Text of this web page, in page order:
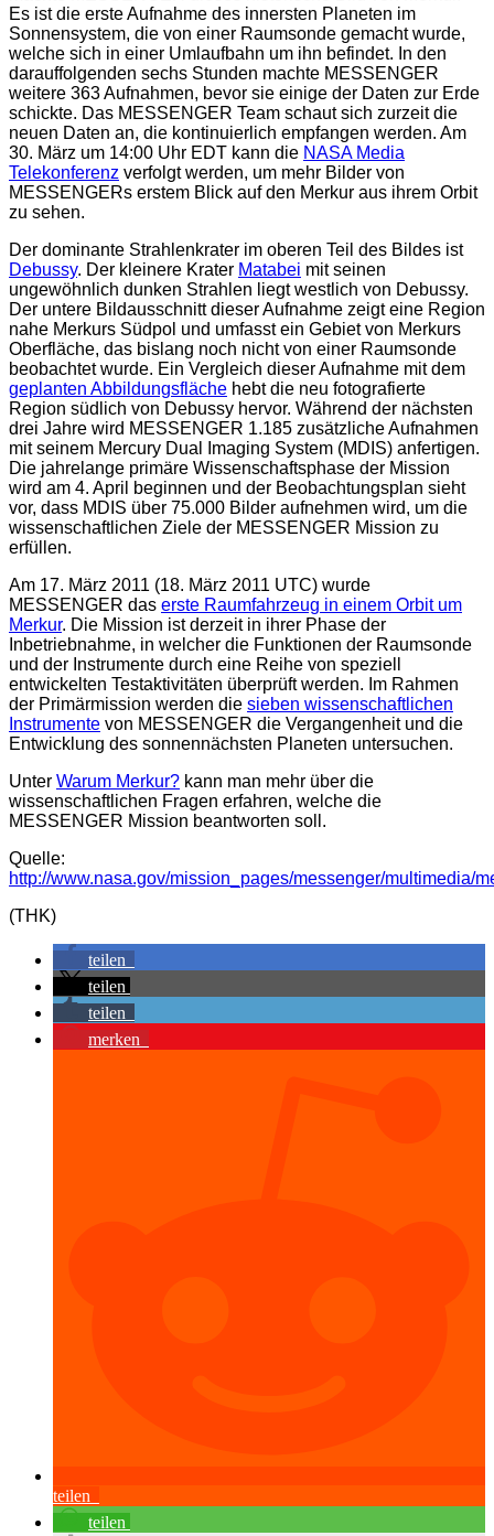
Es ist die erste Aufnahme des innersten Planeten im
Sonnensystem, die von einer Raumsonde gemacht wurde,
welche sich in einer Umlaufbahn um ihn befindet. In den
darauffolgenden sechs Stunden machte MESSENGER
weitere 363 Aufnahmen, bevor sie einige der Daten zur Erde
schickte. Das MESSENGER Team schaut sich zurzeit die
neuen Daten an, die kontinuierlich empfangen werden. Am
30. März um 14:00 Uhr EDT kann die NASA Media
Telekonferenz verfolgt werden, um mehr Bilder von
MESSENGERs erstem Blick auf den Merkur aus ihrem Orbit
zu sehen.
Der dominante Strahlenkrater im oberen Teil des Bildes ist
Debussy. Der kleinere Krater Matabei mit seinen
ungewöhnlich dunken Strahlen liegt westlich von Debussy.
Der untere Bildausschnitt dieser Aufnahme zeigt eine Region
nahe Merkurs Südpol und umfasst ein Gebiet von Merkurs
Oberfläche, das bislang noch nicht von einer Raumsonde
beobachtet wurde. Ein Vergleich dieser Aufnahme mit dem
geplanten Abbildungsfläche hebt die neu fotografierte
Region südlich von Debussy hervor. Während der nächsten
drei Jahre wird MESSENGER 1.185 zusätzliche Aufnahmen
mit seinem Mercury Dual Imaging System (MDIS) anfertigen.
Die jahrelange primäre Wissenschaftsphase der Mission
wird am 4. April beginnen und der Beobachtungsplan sieht
vor, dass MDIS über 75.000 Bilder aufnehmen wird, um die
wissenschaftlichen Ziele der MESSENGER Mission zu
erfüllen.
Am 17. März 2011 (18. März 2011 UTC) wurde
MESSENGER das erste Raumfahrzeug in einem Orbit um
Merkur. Die Mission ist derzeit in ihrer Phase der
Inbetriebnahme, in welcher die Funktionen der Raumsonde
und der Instrumente durch eine Reihe von speziell
entwickelten Testaktivitäten überprüft werden. Im Rahmen
der Primärmission werden die sieben wissenschaftlichen
Instrumente von MESSENGER die Vergangenheit und die
Entwicklung des sonnennächsten Planeten untersuchen.
Unter Warum Merkur? kann man mehr über die
wissenschaftlichen Fragen erfahren, welche die
MESSENGER Mission beantworten soll.
Quelle:
http://www.nasa.gov/mission_pages/messenger/multimedia/
(THK)
teilen
teilen
teilen
merken
teilen
teilen